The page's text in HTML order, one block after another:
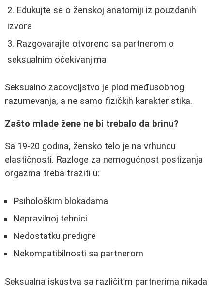
Edukujte se o ženskoj anatomiji iz pouzdanih
izvora
Razgovarajte otvoreno sa partnerom o
seksualnim očekivanjima
Seksualno zadovoljstvo je plod međusobnog
razumevanja, a ne samo fizičkih karakteristika.
Zašto mlade žene ne bi trebalo da brinu?
Sa 19-20 godina, žensko telo je na vrhuncu
elastičnosti. Razloge za nemogućnost postizanja
orgazma treba tražiti u:
Psihološkim blokadama
Nepravilnoj tehnici
Nedostatku predigre
Nekompatibilnosti sa partnerom
Seksualna iskustva sa različitim partnerima nikada